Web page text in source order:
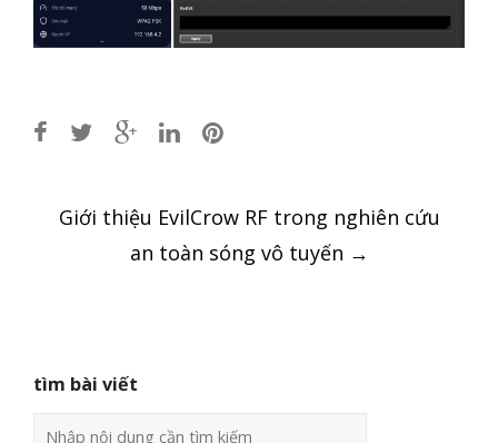
Post
navigation
Giới thiệu EvilCrow RF trong nghiên cứu
an toàn sóng vô tuyến →
tìm bài viết